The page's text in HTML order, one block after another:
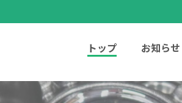
トップ お知らせ